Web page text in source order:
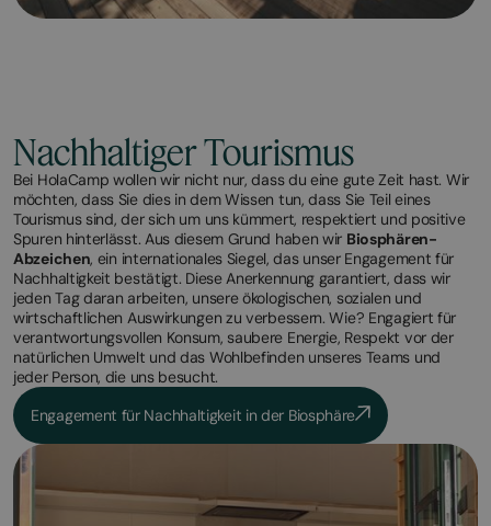
Nachhaltiger Tourismus
Bei HolaCamp wollen wir nicht nur, dass du eine gute Zeit hast. Wir
möchten, dass Sie dies in dem Wissen tun, dass Sie Teil eines
Tourismus sind, der sich um uns kümmert, respektiert und positive
Spuren hinterlässt. Aus diesem Grund haben wir Biosphären-
Abzeichen, ein internationales Siegel, das unser Engagement für
Nachhaltigkeit bestätigt. Diese Anerkennung garantiert, dass wir
jeden Tag daran arbeiten, unsere ökologischen, sozialen und
wirtschaftlichen Auswirkungen zu verbessern. Wie? Engagiert für
verantwortungsvollen Konsum, saubere Energie, Respekt vor der
natürlichen Umwelt und das Wohlbefinden unseres Teams und
jeder Person, die uns besucht.
Engagement für Nachhaltigkeit in der Biosphäre